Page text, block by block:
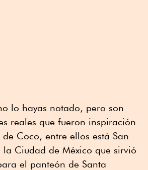
lo hayas notado, pero son
reales que fueron inspiración
Coco, entre ellos está San
la Ciudad de México que sirvió
el panteón de Santa